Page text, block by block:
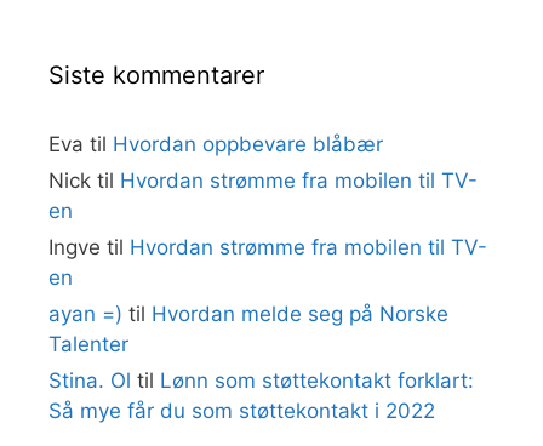
Siste kommentarer
Eva til Hvordan oppbevare blåbær
Nick til Hvordan strømme fra mobilen til TV-
en
Ingve til Hvordan strømme fra mobilen til TV-
en
ayan =) til Hvordan melde seg på Norske
Talenter
Stina. Ol til Lønn som støttekontakt forklart:
Så mye får du som støttekontakt i 2022